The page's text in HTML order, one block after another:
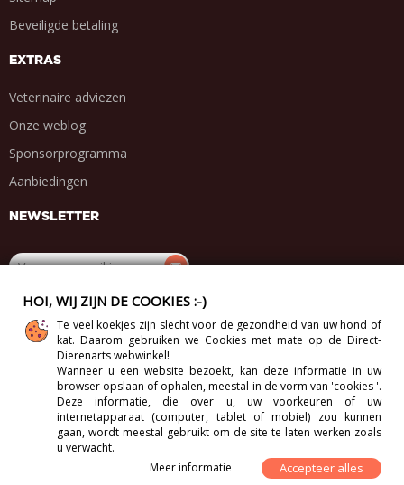
Beveiligde betaling
EXTRAS
Veterinaire adviezen
Onze weblog
Sponsorprogramma
Aanbiedingen
NEWSLETTER
. . . .
Copyright 2012-2026 Direct-Vet BV. All Rights Reserved.
HOI, WIJ ZIJN DE COOKIES :-)
Te veel koekjes zijn slecht voor de gezondheid van uw hond of
kat. Daarom gebruiken we Cookies met mate op de Direct-
Dierenarts webwinkel!
Wanneer u een website bezoekt, kan deze informatie in uw
browser opslaan of ophalen, meestal in de vorm van 'cookies '.
Deze informatie, die over u, uw voorkeuren of uw
internetapparaat (computer, tablet of mobiel) zou kunnen
gaan, wordt meestal gebruikt om de site te laten werken zoals
u verwacht.
Meer informatie
Accepteer alles